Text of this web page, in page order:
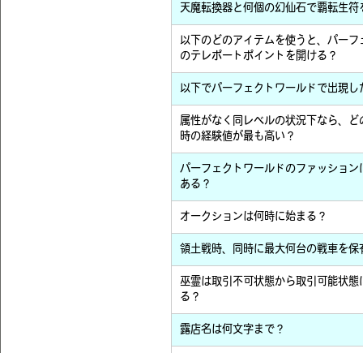
天魔転換器と何個の幻仙石で覇転生符
以下のどのアイテムを使うと、パーフ
のテレポートポイントを開ける？
以下でパーフェクトワールドで出現し
属性がなく同レベルの状況下なら、
時の経験値が最も高い？
パーフェクトワールドのファッション
ある？
オークションは何時に始まる？
領土戦時、同時に最大何台の戦車を保
巫霊は取引不可状態から取引可能状
る？
露店名は何文字まで？